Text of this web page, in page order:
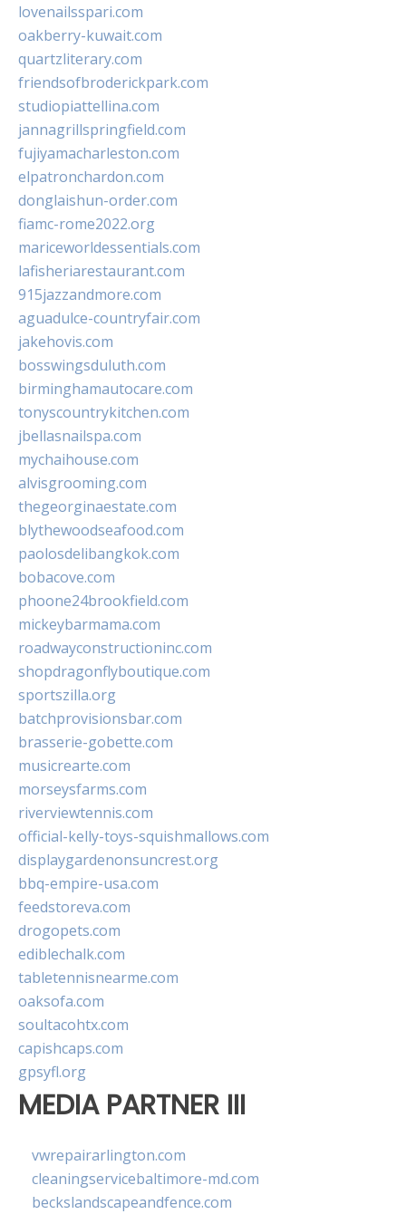
lovenailsspari.com
oakberry-kuwait.com
quartzliterary.com
friendsofbroderickpark.com
studiopiattellina.com
jannagrillspringfield.com
fujiyamacharleston.com
elpatronchardon.com
donglaishun-order.com
fiamc-rome2022.org
mariceworldessentials.com
lafisheriarestaurant.com
915jazzandmore.com
aguadulce-countryfair.com
jakehovis.com
bosswingsduluth.com
birminghamautocare.com
tonyscountrykitchen.com
jbellasnailspa.com
mychaihouse.com
alvisgrooming.com
thegeorginaestate.com
blythewoodseafood.com
paolosdelibangkok.com
bobacove.com
phoone24brookfield.com
mickeybarmama.com
roadwayconstructioninc.com
shopdragonflyboutique.com
sportszilla.org
batchprovisionsbar.com
brasserie-gobette.com
musicrearte.com
morseysfarms.com
riverviewtennis.com
official-kelly-toys-squishmallows.com
displaygardenonsuncrest.org
bbq-empire-usa.com
feedstoreva.com
drogopets.com
ediblechalk.com
tabletennisnearme.com
oaksofa.com
soultacohtx.com
capishcaps.com
gpsyfl.org
MEDIA PARTNER III
vwrepairarlington.com
cleaningservicebaltimore-md.com
beckslandscapeandfence.com